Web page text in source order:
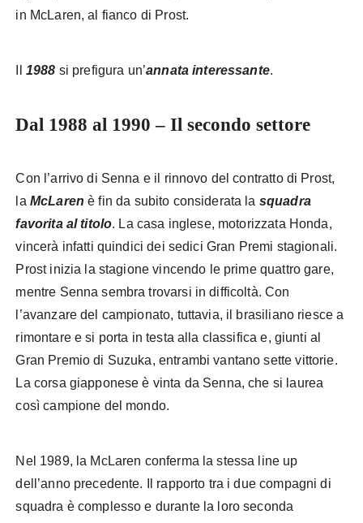
in McLaren, al fianco di Prost.
1988 si prefigura un’annata interessante.
Dal 1988 al 1990 – Il secondo settore
Con l’arrivo di Senna e il rinnovo del contratto di Prost,
la McLaren è fin da subito considerata la squadra
favorita al titolo. La casa inglese, motorizzata Honda,
vincerà infatti quindici dei sedici Gran Premi stagionali.
Prost inizia la stagione vincendo le prime quattro gare,
mentre Senna sembra trovarsi in difficoltà. Con
l’avanzare del campionato, tuttavia, il brasiliano riesce a
rimontare e si porta in testa alla classifica e, giunti al
Gran Premio di Suzuka, entrambi vantano sette vittorie.
La corsa giapponese è vinta da Senna, che si laurea
così campione del mondo.
Nel 1989, la McLaren conferma la stessa line up
dell’anno precedente. Il rapporto tra i due compagni di
squadra è complesso e durante la loro seconda